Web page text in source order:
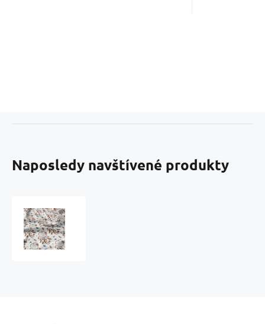
Naposledy navštívené produkty